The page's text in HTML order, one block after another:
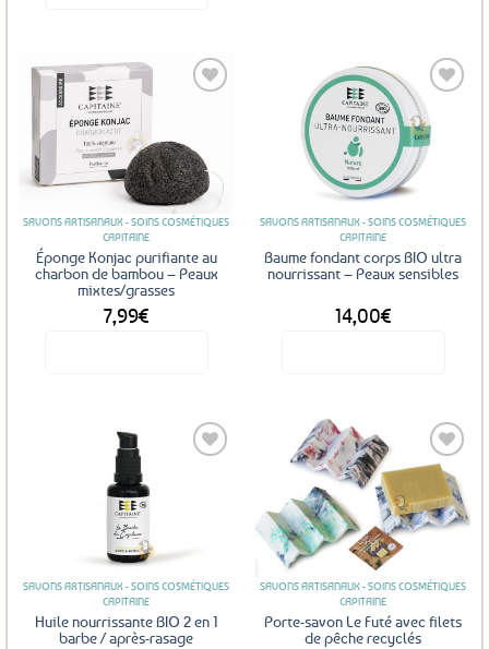
Ajouter
aux
favoris
SAVONS ARTISANAUX - SOINS COSMÉTIQUES
CAPITAINE
Éponge Konjac purifiante au
charbon de bambou – Peaux
mixtes/grasses
7,99€
Ajouter
SAVONS ARTISANAUX - SOINS COSMÉTIQUES
CAPITAINE
Baume fondant corps BIO ultra
nourrissant – Peaux sensibles
14,00€
SAVONS ARTISANAUX - SOINS COSMÉTIQUES
CAPITAINE
Huile nourrissante BIO 2 en 1
barbe / après-rasage
Ajouter
aux
SAVONS ARTISANAUX - SOINS COSMÉTIQUES
CAPITAINE
Porte-savon Le Futé avec filets
de pêche recyclés